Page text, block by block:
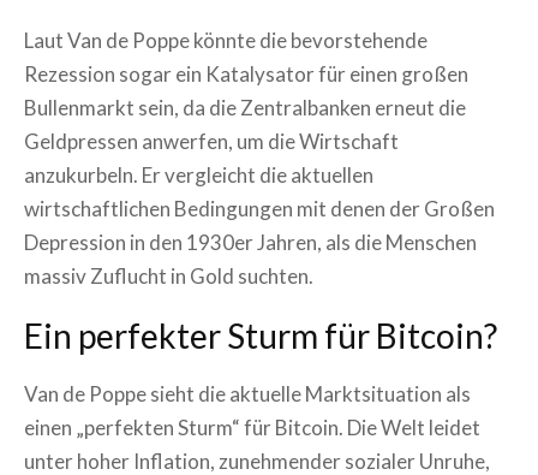
Laut Van de Poppe könnte die bevorstehende
Rezession sogar ein Katalysator für einen großen
Bullenmarkt sein, da die Zentralbanken erneut die
Geldpressen anwerfen, um die Wirtschaft
anzukurbeln. Er vergleicht die aktuellen
wirtschaftlichen Bedingungen mit denen der Großen
Depression in den 1930er Jahren, als die Menschen
massiv Zuflucht in Gold suchten.
Ein perfekter Sturm für Bitcoin?
Van de Poppe sieht die aktuelle Marktsituation als
einen „perfekten Sturm“ für Bitcoin. Die Welt leidet
unter hoher Inflation, zunehmender sozialer Unruhe,